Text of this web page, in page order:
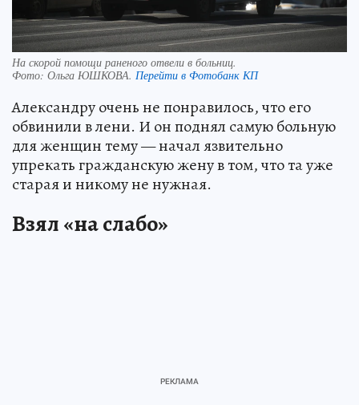
На скорой помощи раненого отвели в больниц.
Фото: Ольга ЮШКОВА. Перейти в Фотобанк КП
Александру очень не понравилось, что его
обвинили в лени. И он поднял самую больную
для женщин тему — начал язвительно
упрекать гражданскую жену в том, что та уже
старая и никому не нужная.
Взял «на слабо»